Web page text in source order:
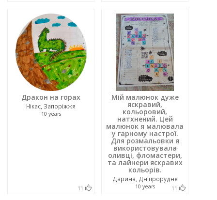
Дракон на горах
Нікас, Запоріжжя
10 years
11
Мій малюнок дуже
яскравий,
кольоровий,
натхнений. Цей
малюнок я малювала
у гарному настрої.
Для розмальовки я
використовувала
оливці, фломастери,
та лайнери яскравих
кольорів.
Дарина, Днiпрорудне
10 years 11